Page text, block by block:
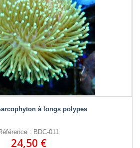
à longs polypes
: BDC-011
24,50 €